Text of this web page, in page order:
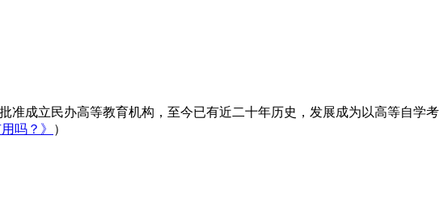
成立民办高等教育机构，至今已有近二十年历史，发展成为以高等自学考
吗？》
）